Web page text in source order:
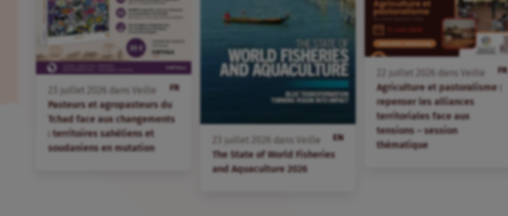
EN
juillet dans
Veille
The State of World Fisheries
and Aquaculture 2026
FR
juillet dans Veille
Pasteurs et agropasteurs du
Tchad face aux changements
: territoires sahéliens et
soudaniens en mutation
FR
juillet dans Veille
Agriculture et pastoralisme :
repenser les alliances
territoriales face aux
tensions – session
thématique